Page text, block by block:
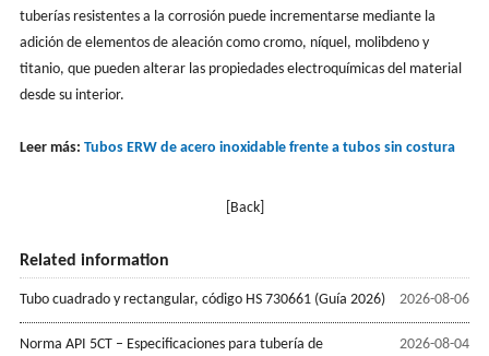
tuberías resistentes a la corrosión puede incrementarse mediante la
adición de elementos de aleación como cromo, níquel, molibdeno y
titanio, que pueden alterar las propiedades electroquímicas del material
desde su interior.
Leer más: Tubos ERW de acero inoxidable frente a tubos sin costura
[Back]
Related information
2026-08-06
Tubo cuadrado y rectangular, código HS 730661 (Guía 2026)
2026-08-04
Norma API 5CT – Especificaciones para tubería de